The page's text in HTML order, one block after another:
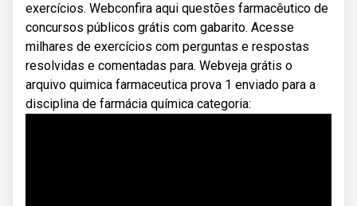
exercícios. Webconfira aqui questões farmacêutico de
concursos públicos grátis com gabarito. Acesse
milhares de exercícios com perguntas e respostas
resolvidas e comentadas para. Webveja grátis o
arquivo quimica farmaceutica prova 1 enviado para a
disciplina de farmácia química categoria: